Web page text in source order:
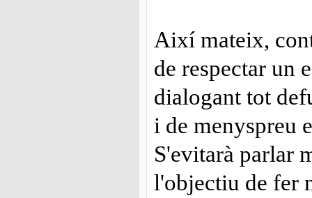
Així mateix,
de respectar un
dialogant tot
i de menyspreu
S'evitarà parlar
l'objectiu de fer